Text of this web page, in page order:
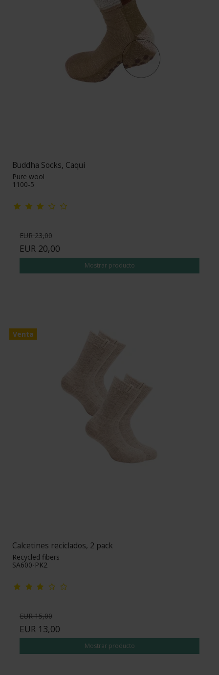
Buddha Socks, Caqui
Pure wool
1100-5
EUR 23,00
EUR 20,00
Mostrar producto
Venta
Calcetines reciclados, 2 pack
Recycled fibers
SA600-PK2
EUR 15,00
EUR 13,00
Mostrar producto